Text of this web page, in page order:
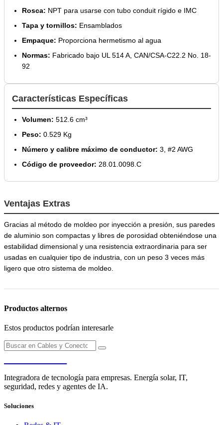
Rosca: NPT para usarse con tubo conduit rígido e IMC
Tapa y tornillos: Ensamblados
Empaque: Proporciona hermetismo al agua
Normas: Fabricado bajo UL 514 A, CAN/CSA-C22.2 No. 18-
92
Características Específicas
Volumen: 512.6 cm³
Peso: 0.529 Kg
Número y calibre máximo de conductor: 3, #2 AWG
Código de proveedor: 28.01.0098.C
Ventajas Extras
Gracias al método de moldeo por inyección a presión, sus paredes
de aluminio son compactas y libres de porosidad obteniéndose una
estabilidad dimensional y una resistencia extraordinaria para ser
usadas en cualquier tipo de industria, con un peso 3 veces más
ligero que otro sistema de moldeo.
Productos alternos
Estos productos podrían interesarle
Integradora de tecnología para empresas. Energía solar, IT,
seguridad, redes y agentes de IA.
Soluciones